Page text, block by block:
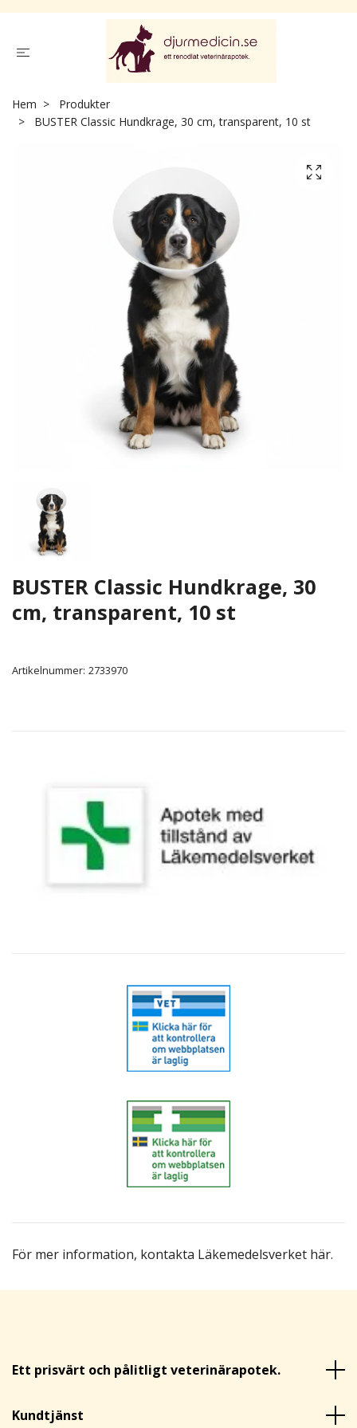
För mer information, kontakta Läkemedelsverket här.
Hem
Produkter
BUSTER Classic Hundkrage, 30 cm, transparent, 10 st
BUSTER Classic Hundkrage, 30
cm, transparent, 10 st
Artikelnummer: 2733970
Ett prisvärt och pålitligt veterinärapotek.
Kundtjänst